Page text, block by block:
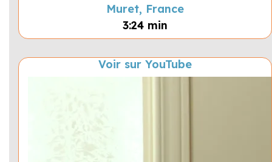
Muret, France
3:24 min
Voir sur YouTube